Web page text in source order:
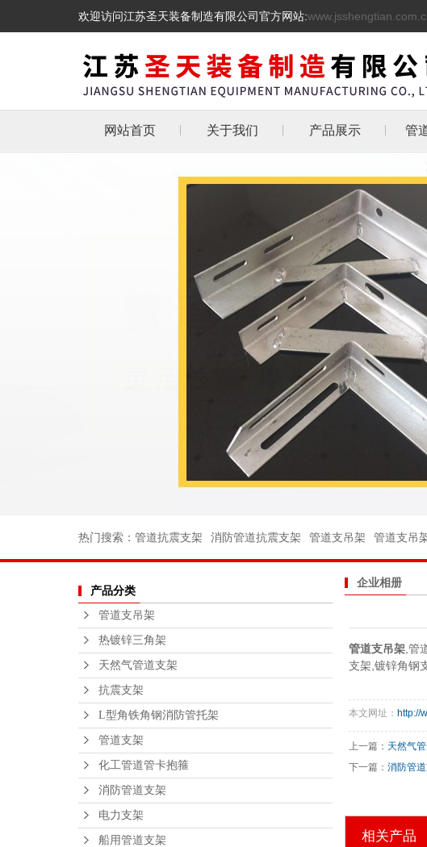
欢迎访问江苏圣天装备制造有限公司官方网站:
网站首页 关于我们 产品展示
热镀锌三角架
天然气管道支架
抗震支架
L型角铁角钢消防管
托架
管道支架
化工管道管卡抱箍
消防管道支架
电力支架
不锈钢丝扣管件
沟槽消防管件
法兰不锈钢球阀
不锈钢支座
钢结构平台
管
热门搜索： 管道抗震支架 消防管道抗震支架 管道支吊架 管道支吊
产品分类
管道支吊架
热镀锌三角架
天然气管道支架
抗震支架
L型角铁角钢消防管托架
管道支架
化工管道管卡抱箍
消防管道支架
电力支架
船用管道支架
企业相册
管道支吊架 ,管
支架,镀锌角钢
本文网址： http://
上一篇： 天然气
下一篇： 消防管
相关产品